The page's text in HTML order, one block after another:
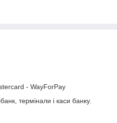
- WayForPay
термінали і каси банку.